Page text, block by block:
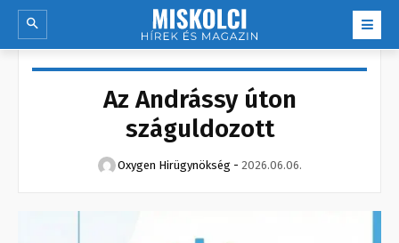
Az Andrássy úton
száguldozott
Oxygen Hirügynökség - 2026.06.06.